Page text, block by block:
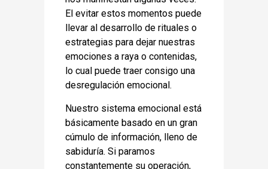
El evitar estos momentos puede
llevar al desarrollo de rituales o
estrategias para dejar nuestras
emociones a raya o contenidas,
lo cual puede traer consigo una
desregulación emocional.
Nuestro sistema emocional está
básicamente basado en un gran
cúmulo de información, lleno de
sabiduría. Si paramos
constantemente su operación,